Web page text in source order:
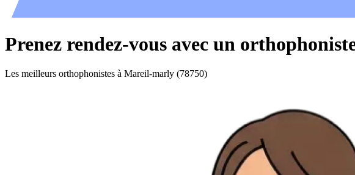
Prenez rendez-vous avec un
Les meilleurs orthophonistes à Mareil-marly (78750)